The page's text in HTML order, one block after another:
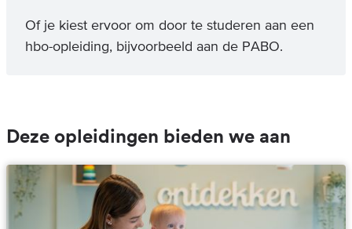
Of je kiest ervoor om door te studeren aan een
hbo-opleiding, bijvoorbeeld aan de PABO.
Deze opleidingen bieden we aan